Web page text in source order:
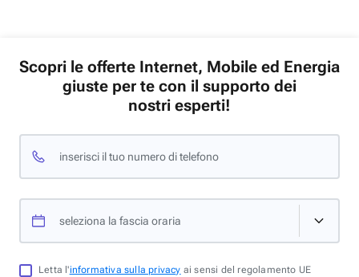
Scopri le offerte Internet, Mobile ed Energia
giuste per te con il supporto dei
nostri esperti!
inserisci il tuo numero di telefono
seleziona la fascia oraria
Letta l'informativa sulla privacy ai sensi del regolamento UE